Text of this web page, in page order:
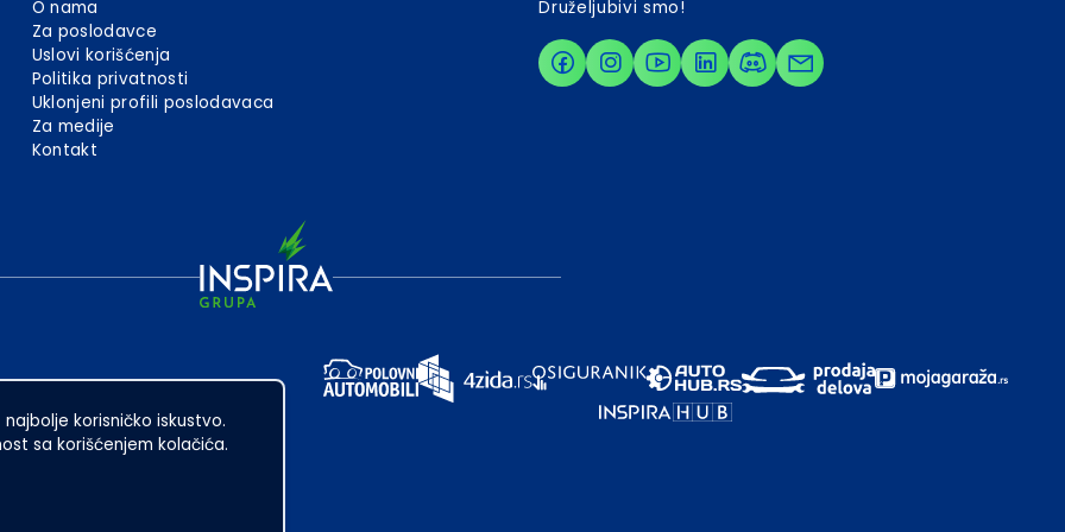
korisničko iskustvo.
sa korišćenjem kolačića.
O nama
Za poslodavce
Uslovi korišćenja
Politika privatnosti
Uklonjeni profili poslodavaca
Za medije
Kontakt
Druželjubivi smo!